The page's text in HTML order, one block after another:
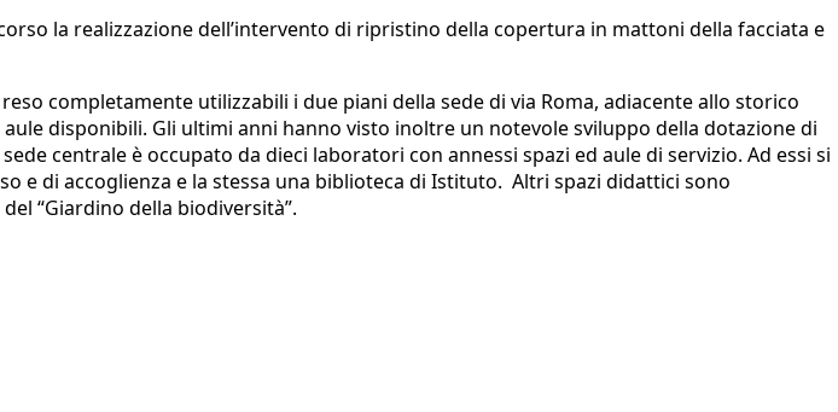
la realizzazione dell’intervento di ripristino della copertura in mattoni della facciata e
completamente utilizzabili i due piani della sede di via Roma, adiacente allo storico
disponibili. Gli ultimi anni hanno visto inoltre un notevole sviluppo della dotazione di
centrale è occupato da dieci laboratori con annessi spazi ed aule di servizio. Ad essi si
e di accoglienza e la stessa una biblioteca di Istituto. Altri spazi didattici sono
“Giardino della biodiversità”.